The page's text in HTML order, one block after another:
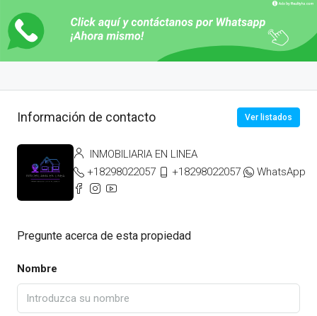
Información de contacto Ver listados
INMOBILIARIA EN LINEA
+18298022057
+18298022057 WhatsApp
Pregunte acerca de esta propiedad
Nombre